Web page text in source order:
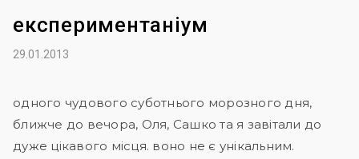
експериментаніум
29.01.2013
одного чудового суботнього морозного дня,
ближче до вечора, Оля, Сашко та я завітали до
дуже цікавого місця. воно не є унікальним.